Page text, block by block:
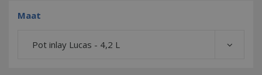
Maat
Pot inlay Lucas - 4,2 L